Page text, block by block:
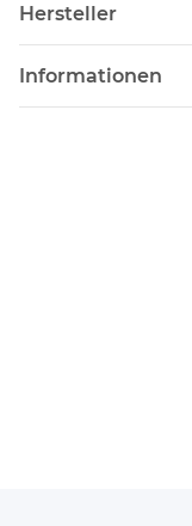
Hersteller
Informationen